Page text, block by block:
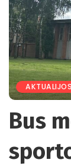
AKTUALIJOS
Bus